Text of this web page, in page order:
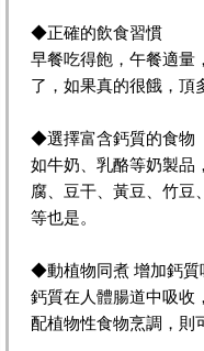
◆正確的飲食習慣
早餐吃得飽，午餐適量
了，如果真的很餓，頂
◆選擇富含鈣質的食物
如牛奶、乳酪等奶製品
腐、豆干、黃豆、竹豆
等也是。
◆動植物同煮 增加鈣質
鈣質在人體腸道中吸收
配植物性食物烹調，則